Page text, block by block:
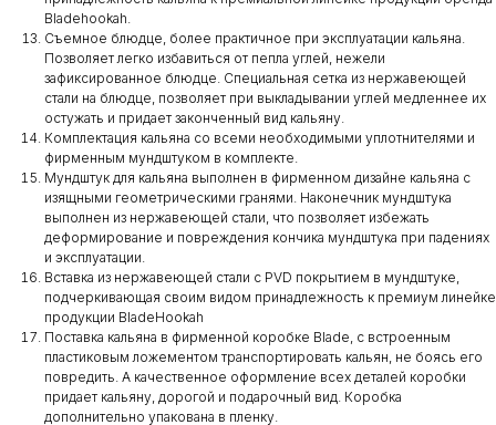
Bladehookah.
Съемное блюдце, более практичное при эксплуатации кальяна.
Позволяет легко избавиться от пепла углей, нежели
зафиксированное блюдце. Специальная сетка из нержавеющей
стали на блюдце, позволяет при выкладывании углей медленнее их
остужать и придает законченный вид кальяну.
Комплектация кальяна со всеми необходимыми уплотнителями и
фирменным мундштуком в комплекте.
Мундштук для кальяна выполнен в фирменном дизайне кальяна с
изящными геометрическими гранями. Наконечник мундштука
выполнен из нержавеющей стали, что позволяет избежать
деформирование и повреждения кончика мундштука при падениях
и эксплуатации.
Вставка из нержавеющей стали с PVD покрытием в мундштуке,
подчеркивающая своим видом принадлежность к премиум линейке
продукции BladeHookah
Поставка кальяна в фирменной коробке Blade, с встроенным
пластиковым ложементом транспортировать кальян, не боясь его
повредить. А качественное оформление всех деталей коробки
придает кальяну, дорогой и подарочный вид. Коробка
дополнительно упакована в пленку.